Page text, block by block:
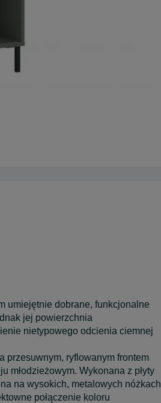
umiejętnie dobrane, funkcjonalne
jej powierzchnia
nietypowego odcienia ciemnej
przesuwnym, ryflowanym frontem
młodzieżowym. Wykonana z płyty
na wysokich, metalowych nóżkach
połączenie koloru